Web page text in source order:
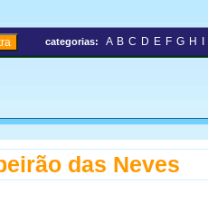
categorias: A B C D E F G H
das Neves